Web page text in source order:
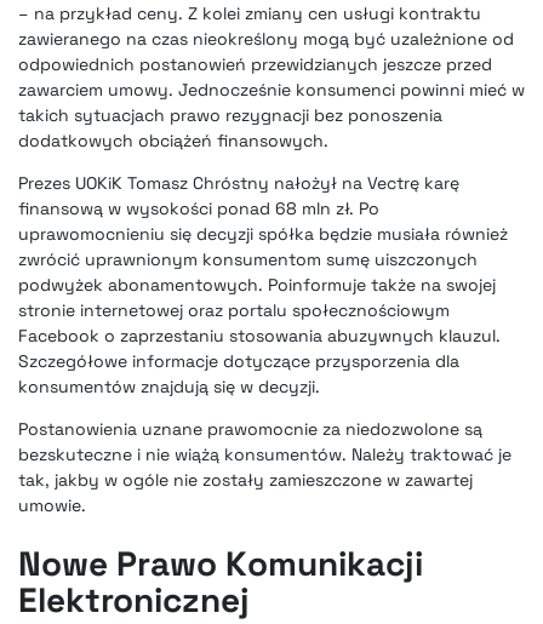
– na przykład ceny. Z kolei zmiany cen usługi kontraktu
zawieranego na czas nieokreślony mogą być uzależnione od
odpowiednich postanowień przewidzianych jeszcze przed
zawarciem umowy. Jednocześnie konsumenci powinni mieć w
takich sytuacjach prawo rezygnacji bez ponoszenia
dodatkowych obciążeń finansowych.
Prezes UOKiK Tomasz Chróstny nałożył na Vectrę karę
finansową w wysokości ponad 68 mln zł. Po
uprawomocnieniu się decyzji spółka będzie musiała również
zwrócić uprawnionym konsumentom sumę uiszczonych
podwyżek abonamentowych. Poinformuje także na swojej
stronie internetowej oraz portalu społecznościowym
Facebook o zaprzestaniu stosowania abuzywnych klauzul.
Szczegółowe informacje dotyczące przysporzenia dla
konsumentów znajdują się w decyzji.
Postanowienia uznane prawomocnie za niedozwolone są
bezskuteczne i nie wiążą konsumentów. Należy traktować je
tak, jakby w ogóle nie zostały zamieszczone w zawartej
umowie.
Nowe Prawo Komunikacji
Elektronicznej